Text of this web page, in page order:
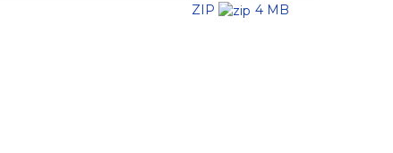
ZIP 4 MB